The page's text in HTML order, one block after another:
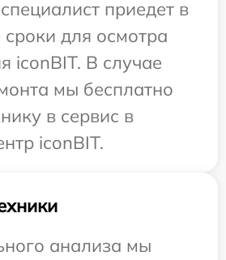
приедет в
для осмотра
iconBIT. В случае
мы бесплатно
в сервис в
iconBIT.
анализа мы